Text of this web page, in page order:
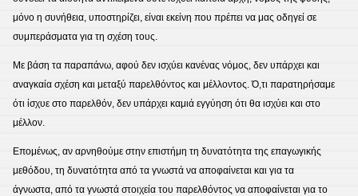
μόνο η συνήθεια, υποστηρίζει, είναι εκείνη που πρέπει να μας οδηγεί σε
συμπεράσματα για τη σχέση τους.
Με βάση τα παραπάνω, αφού δεν ισχύει κανένας νόμος, δεν υπάρχει και
αναγκαία σχέση και μεταξύ παρελθόντος και μέλλοντος. Ό,τι παρατηρήσαμε
ότι ίσχυε στο παρελθόν, δεν υπάρχει καμιά εγγύηση ότι θα ισχύει και στο
μέλλον.
Επομένως, αν αρνηθούμε στην επιστήμη τη δυνατότητα της επαγωγικής
μεθόδου, τη δυνατότητα από τα γνωστά να αποφαίνεται και για τα
άγνωστα, από τα γνωστά στοιχεία του παρελθόντος να αποφαίνεται για το